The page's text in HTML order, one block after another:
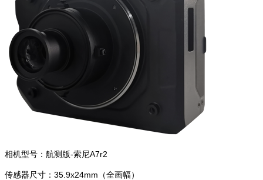
相机型号：航测版-索尼A7r2
传感器尺寸：35.9x24mm（全画幅）